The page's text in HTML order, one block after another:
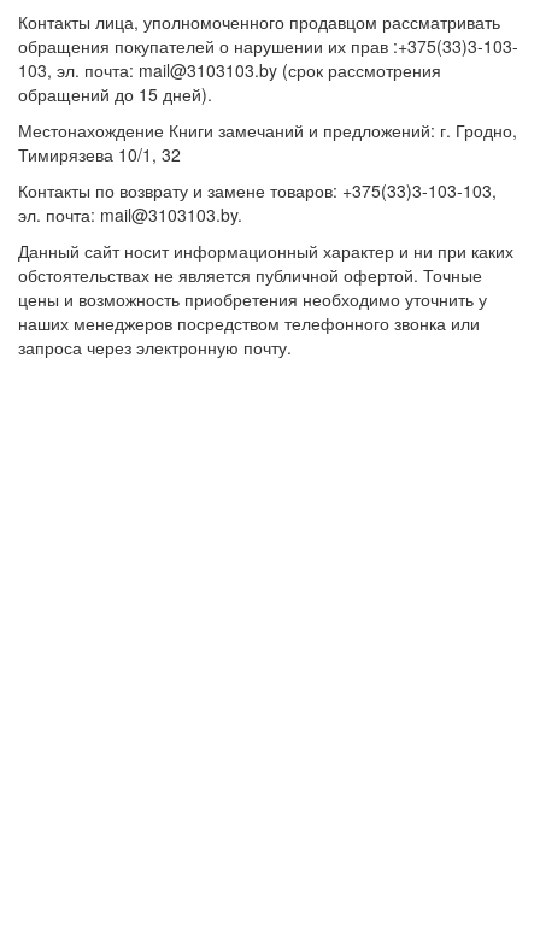
Контакты лица, уполномоченного продавцом рассматривать
обращения покупателей о нарушении их прав :+375(33)3-103-
103, эл. почта: mail@3103103.by (срок рассмотрения
обращений до 15 дней).
Местонахождение Книги замечаний и предложений: г. Гродно,
Тимирязева 10/1, 32
Контакты по возврату и замене товаров: +375(33)3-103-103,
эл. почта: mail@3103103.by.
Данный сайт носит информационный характер и ни при каких
обстоятельствах не является публичной офертой. Точные
цены и возможность приобретения необходимо уточнить у
наших менеджеров посредством телефонного звонка или
запроса через электронную почту.